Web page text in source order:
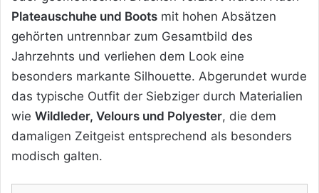
Plateauschuhe und Boots mit hohen Absätzen
gehörten untrennbar zum Gesamtbild des
Jahrzehnts und verliehen dem Look eine
besonders markante Silhouette. Abgerundet wurde
das typische Outfit der Siebziger durch Materialien
wie Wildleder, Velours und Polyester, die dem
damaligen Zeitgeist entsprechend als besonders
modisch galten.